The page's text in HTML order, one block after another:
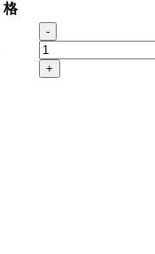
格
-
+